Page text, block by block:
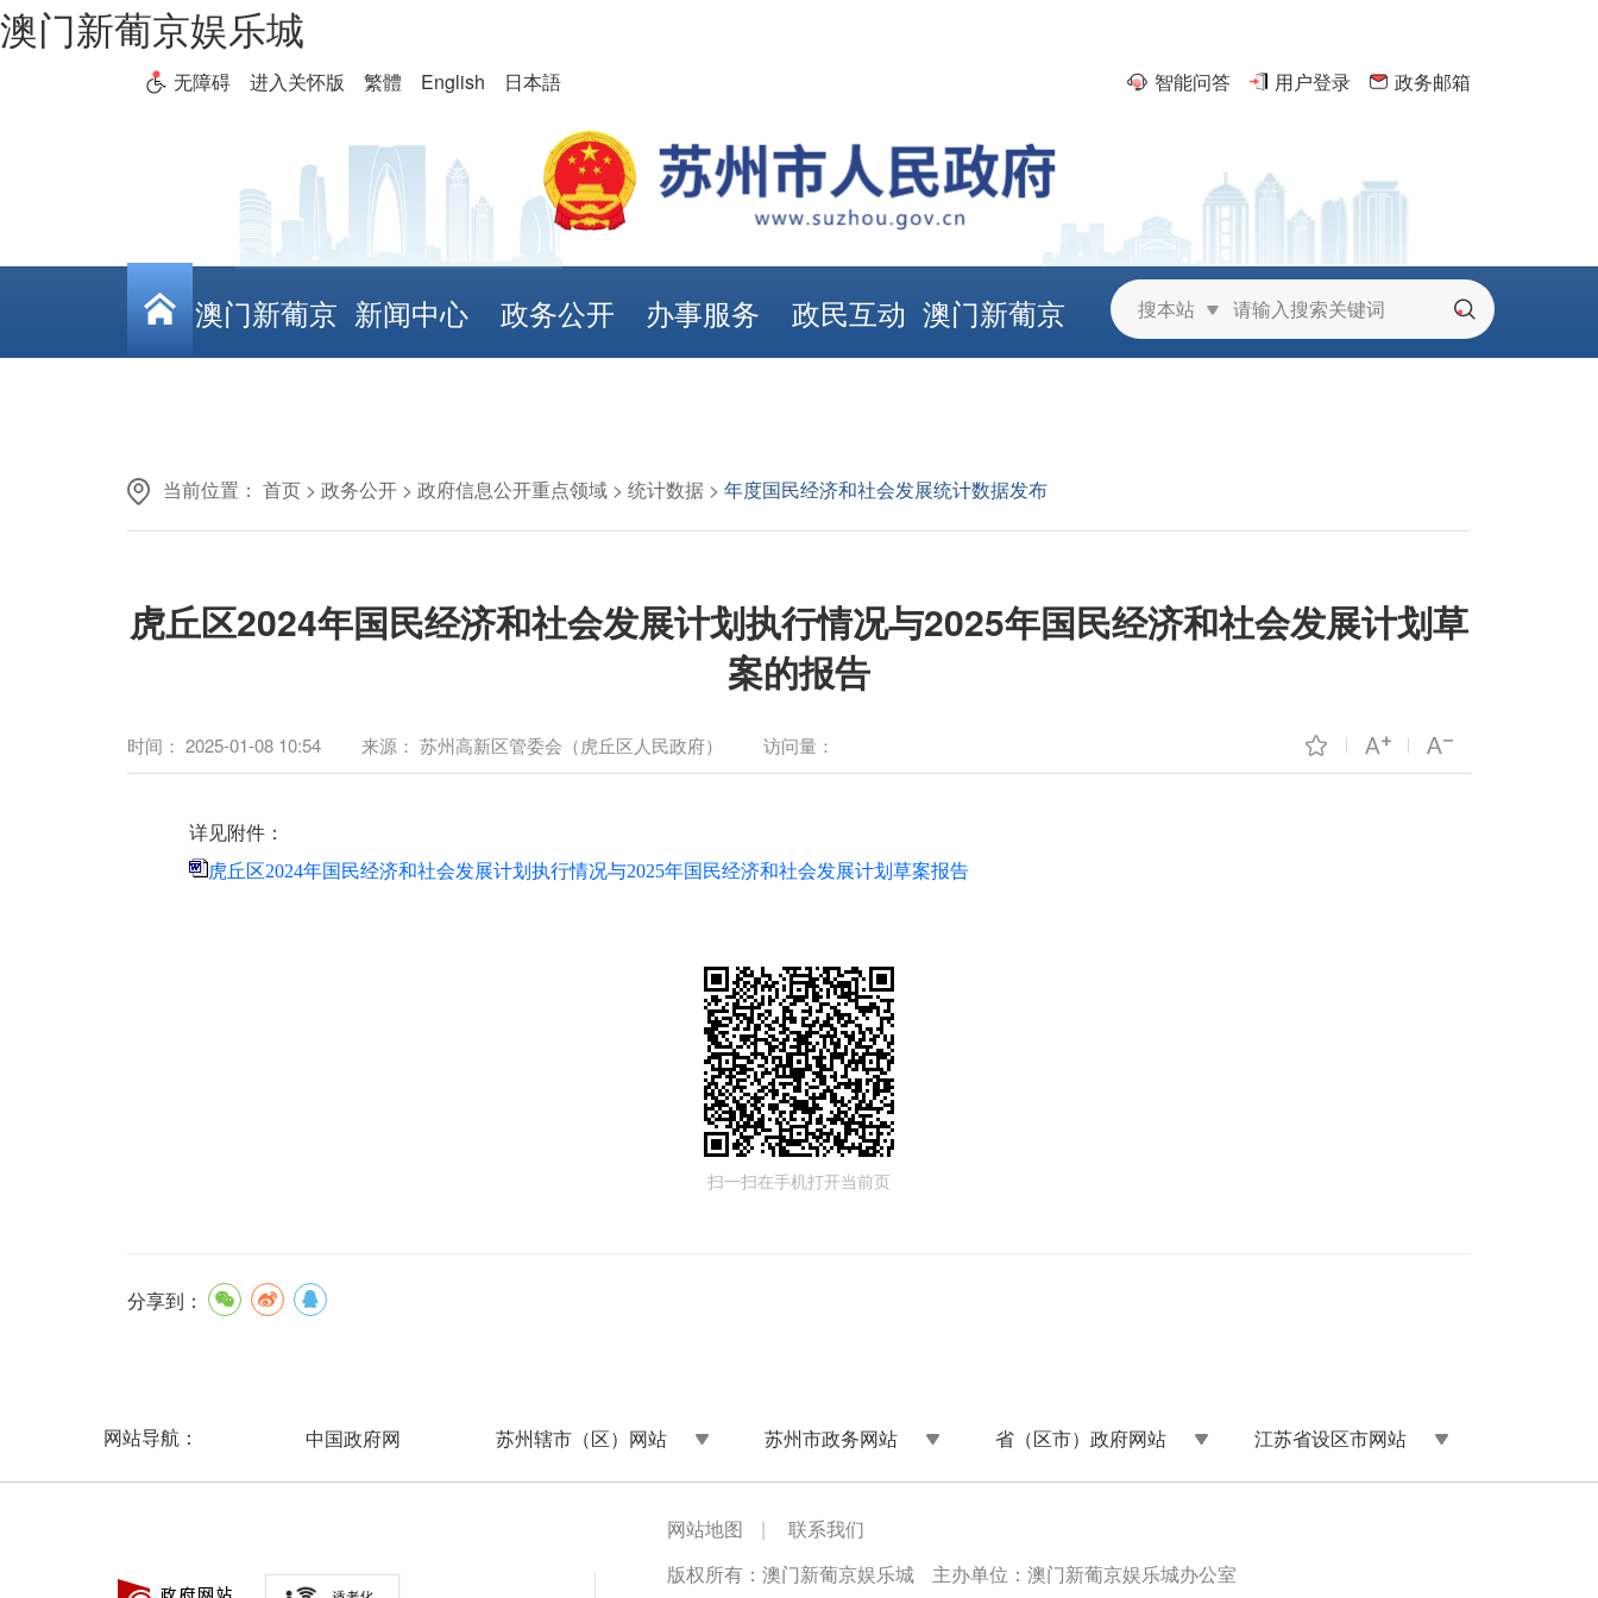
澳门新葡京娱乐城
无障碍 进入关怀版 繁體 English 日本語 智能问答 用户登录 政务邮箱
搜本站
澳门新葡京 新闻中心 政务公开 办事服务 政民互动 澳门新葡京
当前位置： 首页 > 政务公开 > 政府信息公开重点领域 > 统计数据 > 年度国民经济和社会发展统计数据发布
虎丘区2024年国民经济和社会发展计划执行情况与2025年国民经济和社会发展计划草
案的报告
时间： 2025-01-08 10:54 来源： 苏州高新区管委会（虎丘区人民政府） 访问量：
详见附件：
虎丘区2024年国民经济和社会发展计划执行情况与2025年国民经济和社会发展计划草案报告
扫一扫在手机打开当前页
分享到：
网站导航： 中国政府网 苏州辖市（区）网站 苏州市政务网站 省（区市）政府网站 江苏省设区市网站
网站地图 |
联系我们
版权所有：澳门新葡京娱乐城
主办单位：澳门新葡京娱乐城办公室